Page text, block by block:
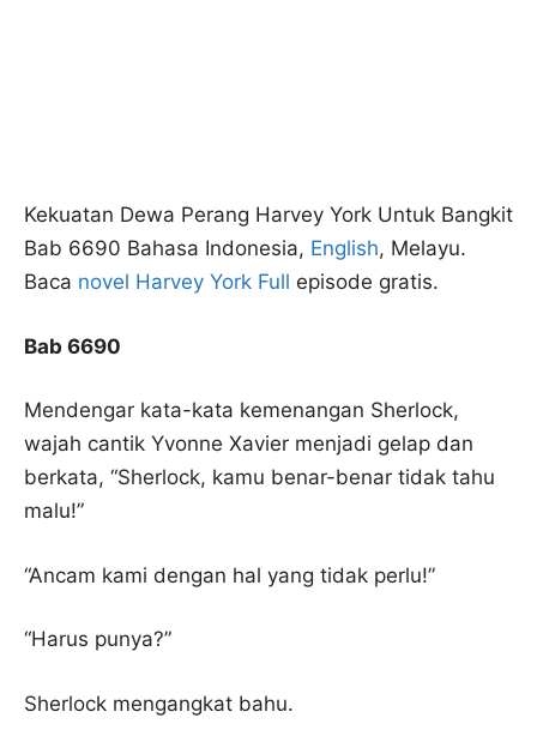
Kekuatan Dewa Perang Harvey York Untuk Bangkit
Bab 6690 Bahasa Indonesia, English, Melayu.
Baca novel Harvey York Full episode gratis.
Bab 6690
Mendengar kata-kata kemenangan Sherlock,
wajah cantik Yvonne Xavier menjadi gelap dan
berkata, “Sherlock, kamu benar-benar tidak tahu
malu!”
“Ancam kami dengan hal yang tidak perlu!”
“Harus punya?”
Sherlock mengangkat bahu.